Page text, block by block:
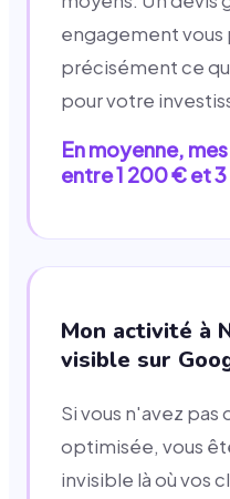
engagement
précisément ce
pour votre
En moyenne,
entre 1 200 € et
Mon activité à
visible sur
Si vous n'avez
optimisée, vous
invisible là où vos